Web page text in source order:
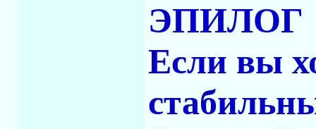
ЭПИЛОГ
Если вы